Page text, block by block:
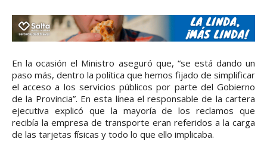
En la ocasión el Ministro aseguró que, “se está dando un
paso más, dentro la política que hemos fijado de simplificar
el acceso a los servicios públicos por parte del Gobierno
de la Provincia”. En esta línea el responsable de la cartera
ejecutiva explicó que la mayoría de los reclamos que
recibía la empresa de transporte eran referidos a la carga
de las tarjetas físicas y todo lo que ello implicaba.